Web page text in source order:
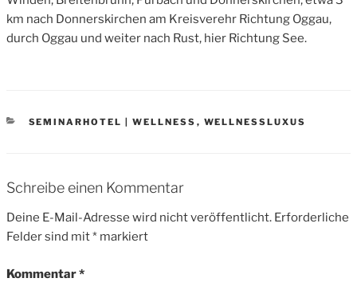
km nach Donnerskirchen am Kreisverehr Richtung Oggau,
durch Oggau und weiter nach Rust, hier Richtung See.
CATEGORIES
SEMINARHOTEL | WELLNESS , WELLNESSLUXUS
Schreibe einen Kommentar
Deine E-Mail-Adresse wird nicht veröffentlicht. Erforderliche
Felder sind mit* markiert
Kommentar*